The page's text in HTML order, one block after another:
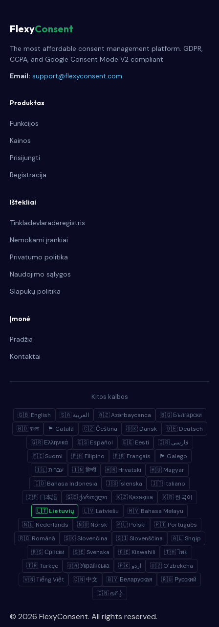
FlexyConsent
The most affordable consent management platform. GDPR,
CCPA, and Google Consent Mode V2 compliant.
Email: support@flexyconsent.com
Produktas
Funkcijos
Kainos
Prisijungti
Registracija
Ištekliai
Tinkladevlaraderegistris
Nemokami įrankiai
Privatumo politika
Naudojimo sąlygos
Slapukų politika
Įmonė
Pradžia
Kontaktai
Kitos kalbos
🇬🇧 English 🇸🇦 العربية 🇦🇿 Azərbaycanca
🇧🇬 Български
🇧🇩 বাংলা
🏴 Català 🇨🇿 Čeština 🇩🇰 Dansk
🇩🇪 Deutsch
🇬🇷 Ελληνικά
🇪🇸 Español 🇪🇪 Eesti
🇮🇷 فارسی
🇫🇮 Suomi
🇵🇭 Filipino 🇫🇷 Français
🏴 Galego
🇮🇱 עברית
🇮🇳 हिन्दी 🇭🇷 Hrvatski
🇭🇺 Magyar
🇮🇩 Bahasa Indonesia
🇮🇸 Íslenska
🇮🇹 Italiano
🇯🇵 日本語
🇬🇪 ქართული 🇰🇿 Қазақша
🇰🇷 한국어
🇱🇹 Lietuvių
🇱🇻 Latviešu
🇲🇾 Bahasa Melayu
🇳🇱 Nederlands
🇳🇴 Norsk 🇵🇱 Polski
🇵🇹 Português
🇷🇴 Română
🇸🇰 Slovenčina 🇸🇮 Slovenščina
🇦🇱 Shqip
🇷🇸 Српски
🇸🇪 Svenska 🇰🇪 Kiswahili
🇹🇭 ไทย
🇹🇷 Türkçe
🇺🇦 Українська 🇵🇰 اردو
🇺🇿 Oʻzbekcha
🇻🇳 Tiếng Việt
🇨🇳 中文 🇧🇾 Беларуская
🇷🇺 Русский
🇮🇳 தமிழ்
© 2026 FlexyConsent. All rights reserved.